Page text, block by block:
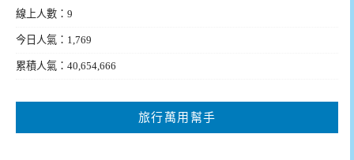
線上人數：9
今日人氣：1,769
累積人氣：40,654,666
旅行萬用幫手